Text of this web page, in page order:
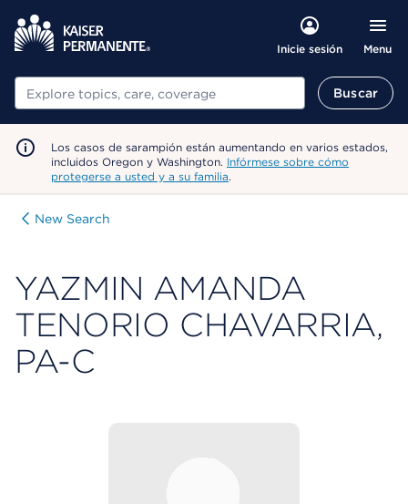
Inicie sesión Menu
Buscar Buscar
Los casos de sarampión están aumentando en varios estados,
incluidos Oregon y Washington. Infórmese sobre cómo
protegerse a usted y a su familia.
New Search
YAZMIN AMANDA
TENORIO CHAVARRIA,
PA-C